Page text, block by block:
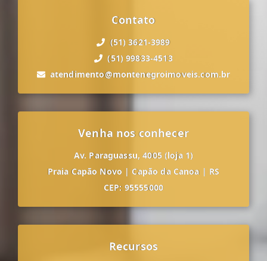
Contato
(51) 3621-3989
(51) 99833-4513
atendimento@montenegroimoveis.com.br
Venha nos conhecer
Av. Paraguassu, 4005 (loja 1)
Praia Capão Novo | Capão da Canoa | RS
CEP: 95555000
Recursos